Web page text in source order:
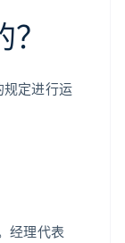
规定进行运
经理代表